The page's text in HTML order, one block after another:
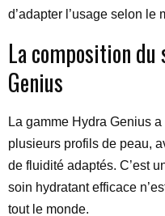
d’adapter l’usage selon le
La composition
Genius
La gamme Hydra Genius
plusieurs profils de peau,
de fluidité adaptés. C’est
soin hydratant efficace
tout le monde.